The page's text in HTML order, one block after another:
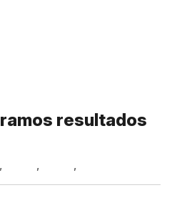
resultados
, , ,